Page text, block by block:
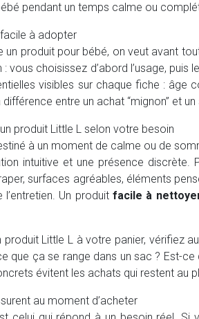
pendant un temps calme ou
à adopter
un produit pour bébé, on veut avant
vous choisissez d’abord l’usage,
visibles sur chaque fiche : âge
entre un achat “mignon” et
produit Little L selon votre besoin
à un moment de calme ou de
intuitive et une présence discrète.
surfaces agréables, éléments
Un produit facile à
produit Little L à votre panier, vérifiez
que ça se range dans un sac ? Est-ce
évitent les achats qui restent au
au moment d’acheter